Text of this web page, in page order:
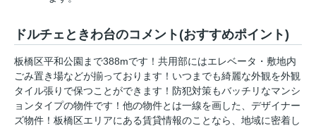
ドルチェときわ台のコメント(おすすめポイント)
板橋区平和公園まで388mです！共用部にはエレベータ・敷地内
ごみ置き場などが揃っております！いつまでも綺麗な外観を外観
タイル張りで保つことができます！防犯対策もバッチリなマンシ
ョンタイプの物件です！他の物件とは一線を画した、デザイナー
ズ物件！板橋区エリアにある賃貸情報のことなら、地域に密着し